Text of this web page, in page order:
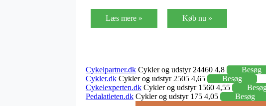
Læs mere » Køb nu »
Cykelpartner.dk Cykler og udstyr 24460 4,8
Besøg
Cykler.dk Cykler og udstyr 2505 4,65
Besøg
Cykelexperten.dk Cykler og udstyr 1560 4,55
Pedalatleten.dk Cykler og udstyr 175 4,05
Besøg